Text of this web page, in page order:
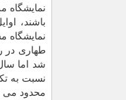
نمایشگاه
باشند،
نمایشگاه
طهاری در
شد اما
نسبت به
محدود می